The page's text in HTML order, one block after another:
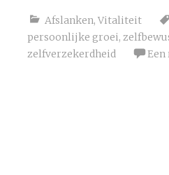
Afslanken, Vitaliteit
persoonlijke groei,
zelfverzekerdheid
Een